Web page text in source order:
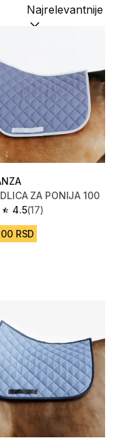
Sortiraj po:
ZA PONIJA 100
4.5
zvezdica from 17
(17)
RSD